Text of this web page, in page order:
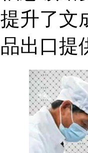
升了文
出口